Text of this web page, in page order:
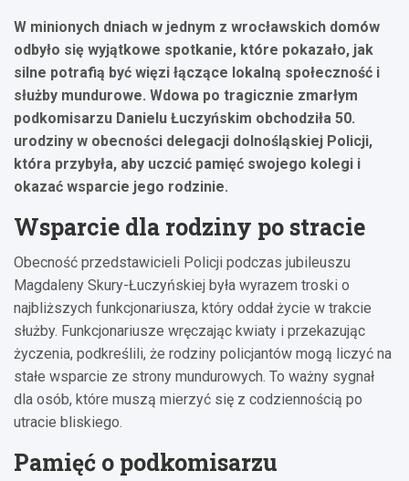
W minionych dniach w jednym z wrocławskich domów
odbyło się wyjątkowe spotkanie, które pokazało, jak
silne potrafią być więzi łączące lokalną społeczność i
służby mundurowe. Wdowa po tragicznie zmarłym
podkomisarzu Danielu Łuczyńskim obchodziła 50.
urodziny w obecności delegacji dolnośląskiej Policji,
która przybyła, aby uczcić pamięć swojego kolegi i
okazać wsparcie jego rodzinie.
Wsparcie dla rodziny po stracie
Obecność przedstawicieli Policji podczas jubileuszu
Magdaleny Skury-Łuczyńskiej była wyrazem troski o
najbliższych funkcjonariusza, który oddał życie w trakcie
służby. Funkcjonariusze wręczając kwiaty i przekazując
życzenia, podkreślili, że rodziny policjantów mogą liczyć na
stałe wsparcie ze strony mundurowych. To ważny sygnał
dla osób, które muszą mierzyć się z codziennością po
utracie bliskiego.
Pamięć o podkomisarzu